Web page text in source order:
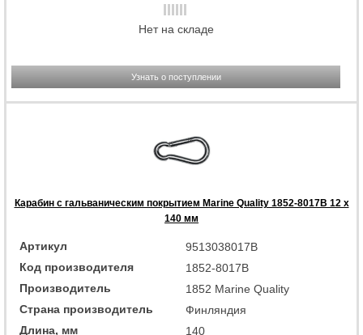
Нет на складе
Узнать о поступлении
Карабин с гальваническим покрытием Marine Quality 1852-8017B 12 x
140 мм
Артикул
9513038017B
Код производителя
1852-8017B
Производитель
1852 Marine Quality
Страна производитель
Финляндия
Длина, мм
140